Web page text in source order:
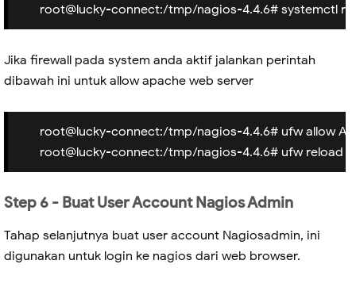
root@lucky-connect:/tmp/nagios-4.4.6# systemctl
Jika firewall pada system anda aktif jalankan perintah
dibawah ini untuk allow apache web server
root@lucky-connect:/tmp/nagios-4.4.6# ufw allow
root@lucky-connect:/tmp/nagios-4.4.6# ufw reload
Step 6 - Buat User Account Nagios Admin
Tahap selanjutnya buat user account Nagiosadmin, ini
digunakan untuk login ke nagios dari web browser.